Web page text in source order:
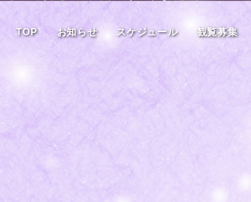
TOP お知らせ スケジュール 観覧募集